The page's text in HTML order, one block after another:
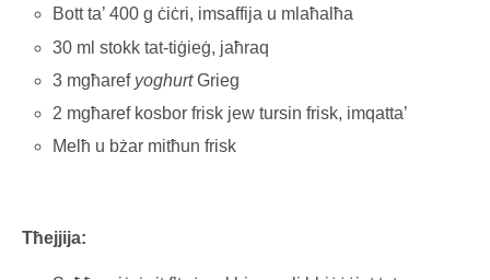
Bott ta’ 400 g ċiċri, imsaffija u mlaħalħa
30 ml stokk tat-tiġieġ, jaħraq
3 mgħaref yoghurtGrieg
2 mgħaref kosbor frisk jew tursin frisk, imqatta’
Melħ u bżar mitħun frisk
Tħejjija: